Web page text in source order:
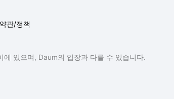
관/정책
있으며, Daum의 입장과 다를 수 있습니다.